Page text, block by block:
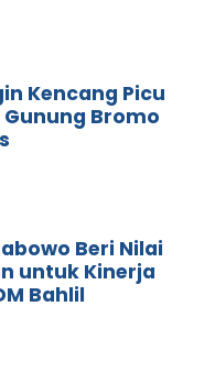
Kencang Picu
Bromo
Beri Nilai
untuk Kinerja
Bahlil